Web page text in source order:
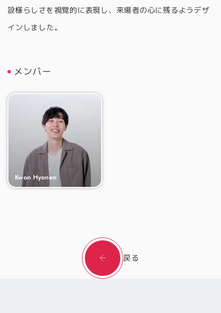
設様らしさを視覚的に表現し、来場者の心に残るようデザ
インしました。
メンバー
Kwon Hyonen
戻る